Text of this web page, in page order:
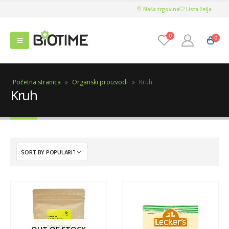
Naša trgovina Lista želja
0 0
Početna stranica » Organski proizvodi » Kruh
Kruh